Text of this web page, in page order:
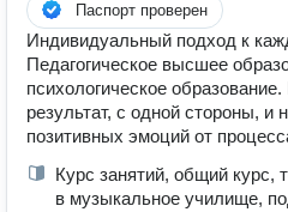
Паспорт проверен
Индивидуальный подход к
Педагогическое высшее
психологическое
результат, с одной стороны, и
позитивных эмоций от
Курс занятий, общий курс,
в музыкальное училище,